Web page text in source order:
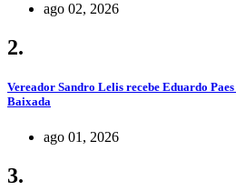
ago 02, 2026
2.
Vereador Sandro Lelis recebe Eduardo
Baixada
ago 01, 2026
3.